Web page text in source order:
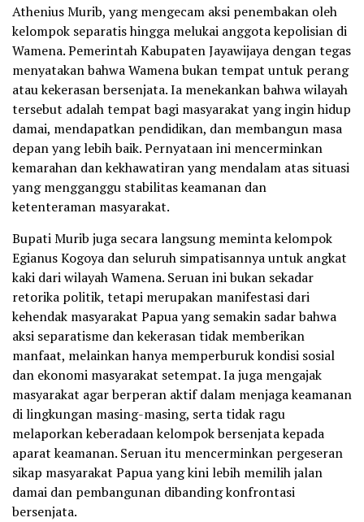
Athenius Murib, yang mengecam aksi penembakan oleh
kelompok separatis hingga melukai anggota kepolisian di
Wamena. Pemerintah Kabupaten Jayawijaya dengan tegas
menyatakan bahwa Wamena bukan tempat untuk perang
atau kekerasan bersenjata. Ia menekankan bahwa wilayah
tersebut adalah tempat bagi masyarakat yang ingin hidup
damai, mendapatkan pendidikan, dan membangun masa
depan yang lebih baik. Pernyataan ini mencerminkan
kemarahan dan kekhawatiran yang mendalam atas situasi
yang mengganggu stabilitas keamanan dan
ketenteraman masyarakat.
Bupati Murib juga secara langsung meminta kelompok
Egianus Kogoya dan seluruh simpatisannya untuk angkat
kaki dari wilayah Wamena. Seruan ini bukan sekadar
retorika politik, tetapi merupakan manifestasi dari
kehendak masyarakat Papua yang semakin sadar bahwa
aksi separatisme dan kekerasan tidak memberikan
manfaat, melainkan hanya memperburuk kondisi sosial
dan ekonomi masyarakat setempat. Ia juga mengajak
masyarakat agar berperan aktif dalam menjaga keamanan
di lingkungan masing-masing, serta tidak ragu
melaporkan keberadaan kelompok bersenjata kepada
aparat keamanan. Seruan itu mencerminkan pergeseran
sikap masyarakat Papua yang kini lebih memilih jalan
damai dan pembangunan dibanding konfrontasi
bersenjata.